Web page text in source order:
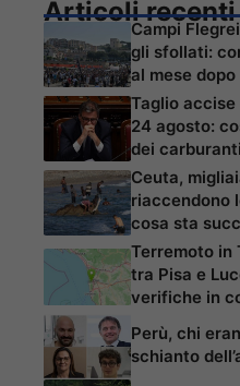
Articoli recenti
Campi
gli sfollati:
al mese dopo
Taglio
24 agosto:
dei carburanti
Ceuta,
riaccendono
cosa sta
Terremoto in
tra Pisa e
verifiche in
Perù, chi
schianto